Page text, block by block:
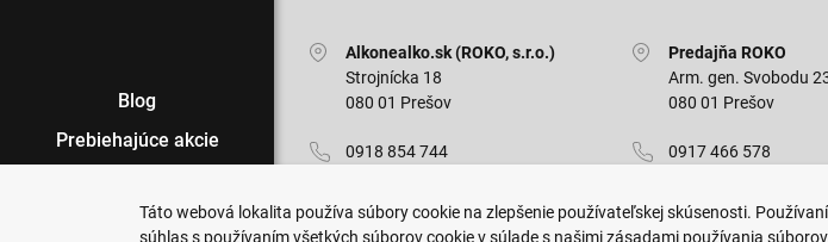
Alkonealko.sk (ROKO, s.r.o.)
Strojnícka 18
080 01 Prešov
0918 854 744
Predajňa ROKO
Arm. gen. Svobodu
080 01 Prešov
0917 466 578
Blog
Prebiehajúce akcie
PredajneTáto webová lokalita používa súbory cookie na zlepšenie používateľskej skúsenosti.
súhlas s používaním všetkých súborov cookie v súlade s našimi zásadami používania